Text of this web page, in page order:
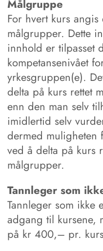
Målgruppe
For hvert kurs
målgrupper. Dette
innhold er tilpasset
kompetansenivået
yrkesgruppen(e).
delta på kurs rettet
enn den man selv
imidlertid selv
dermed muligheten
ved å delta på kurs
målgrupper.
Tannleger som
Tannleger som ikke
adgang til kursene,
på kr 400,– pr.